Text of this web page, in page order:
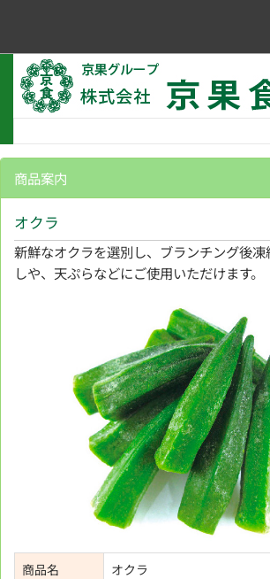
商品案内
オクラ
新鮮なオクラを選別し、ブランチング後
しや、天ぷらなどにご使用いただけます。
商品名
オクラ